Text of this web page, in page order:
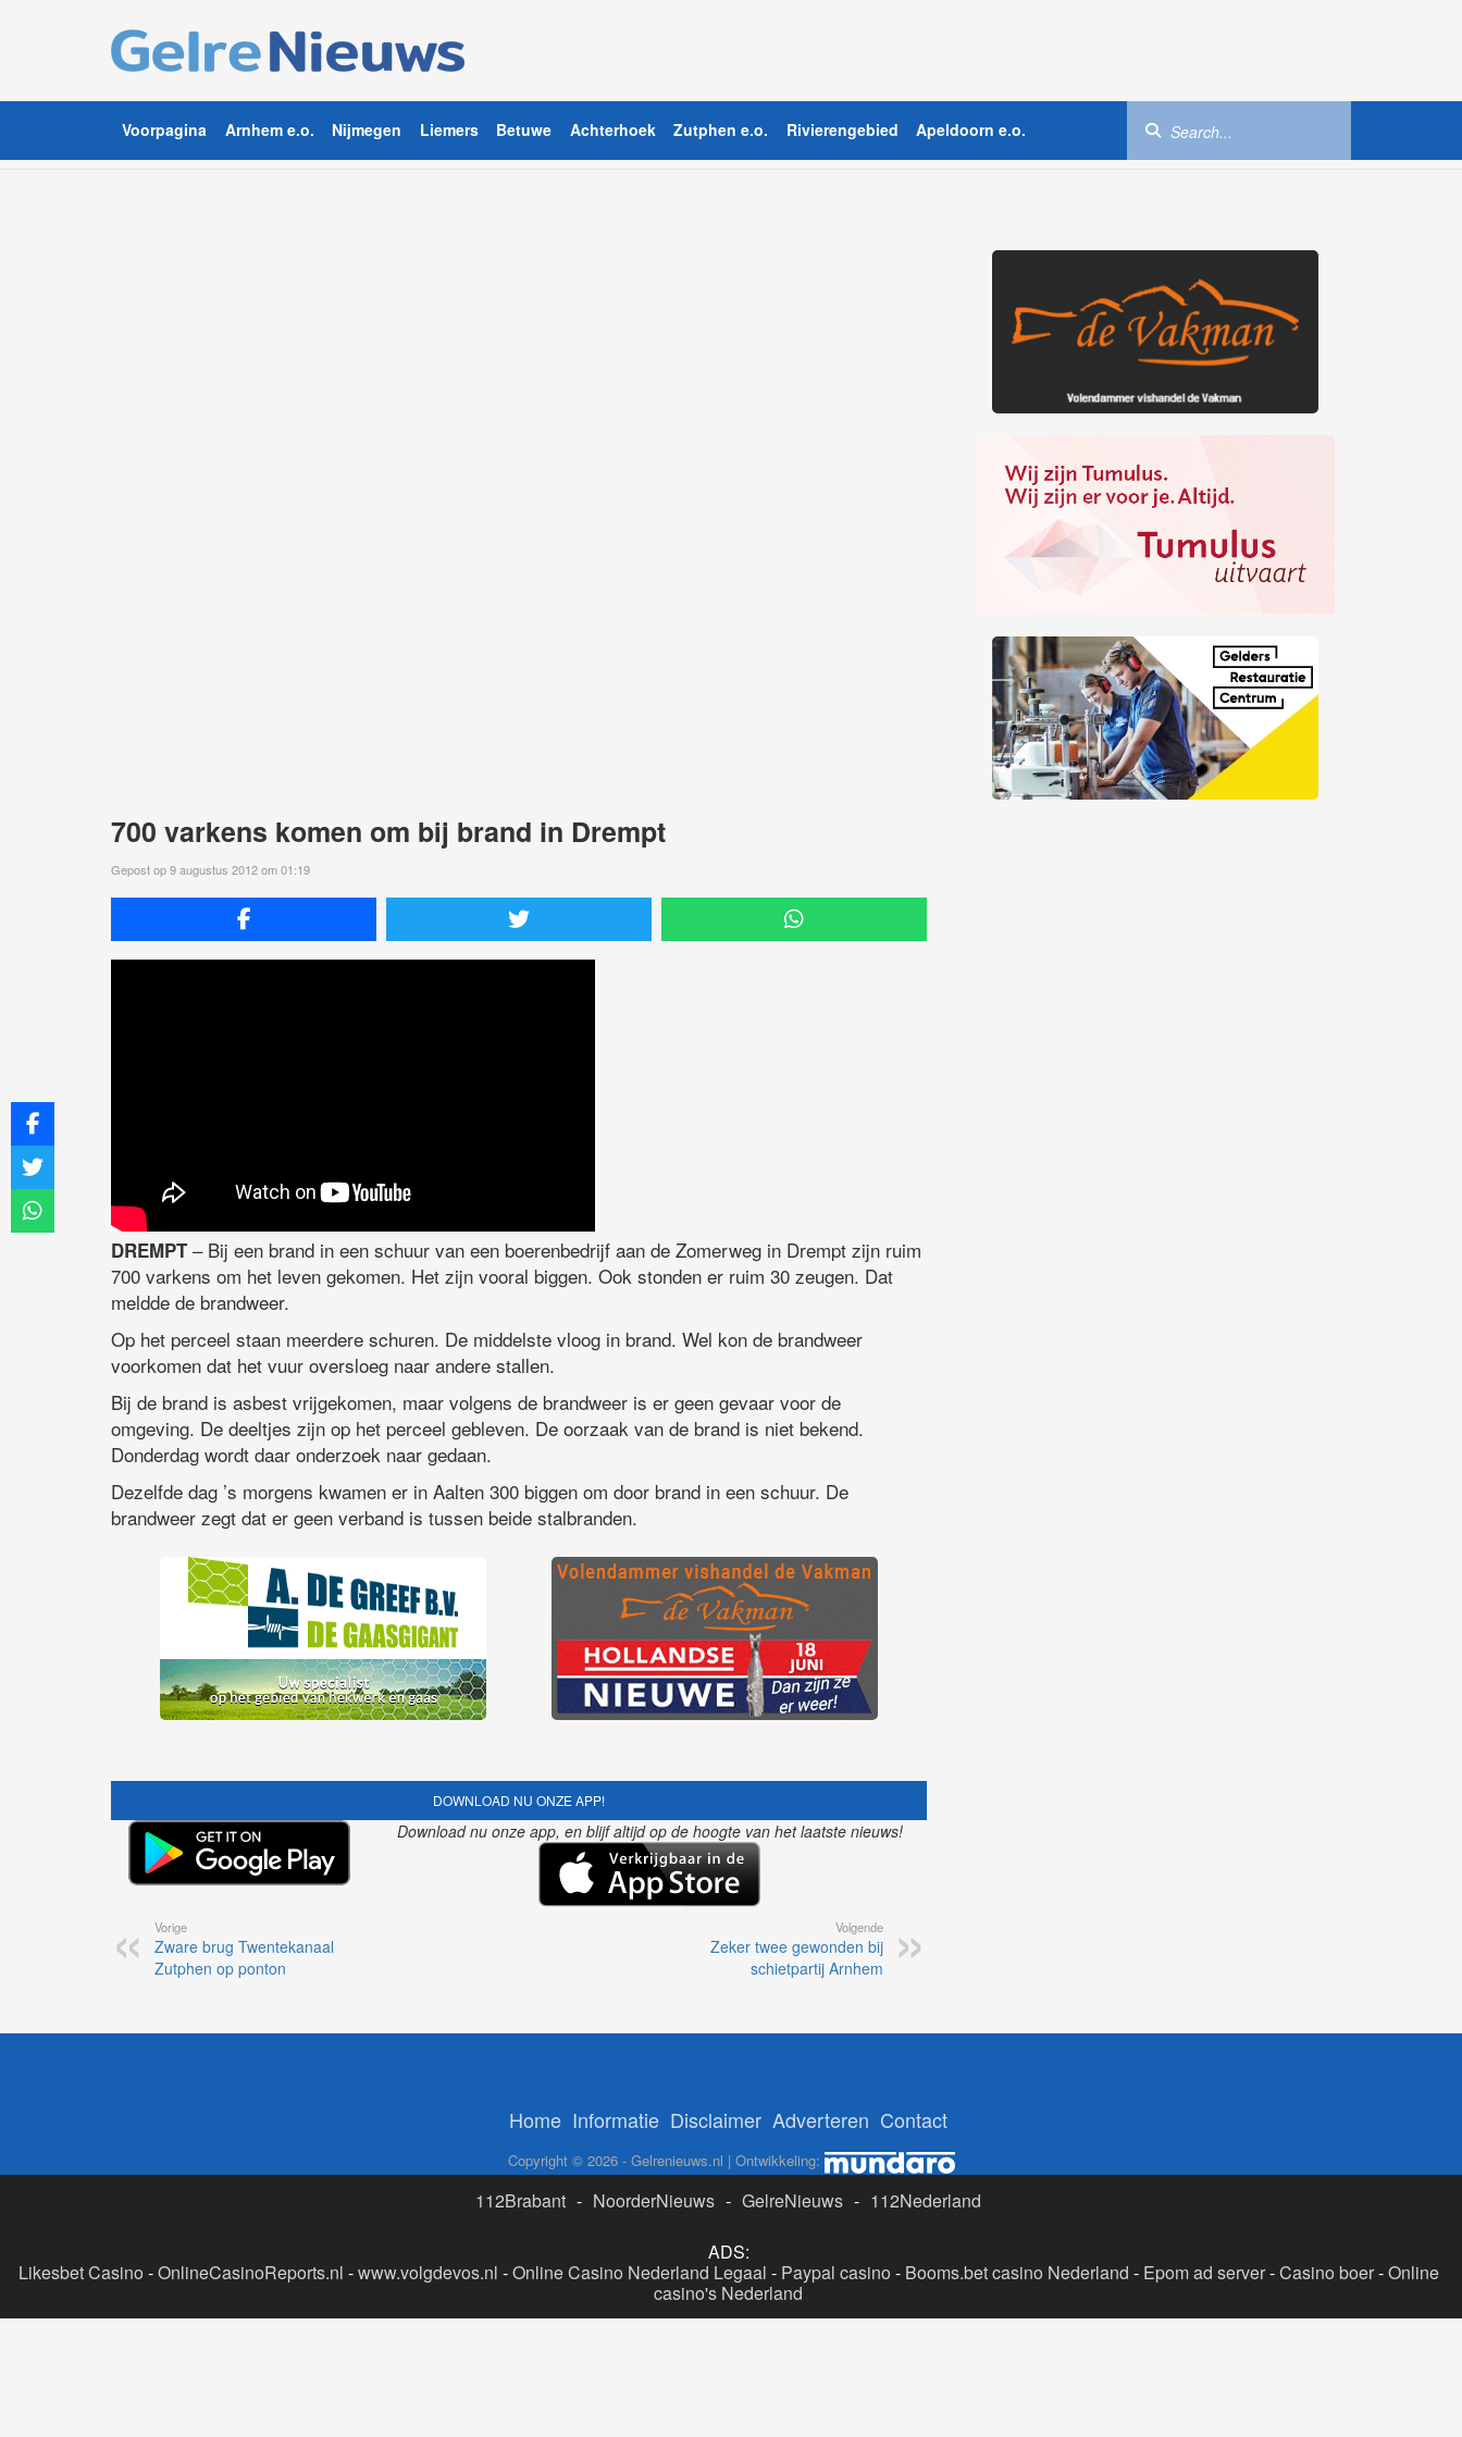
Voorpagina Arnhem e.o. Nijmegen Liemers Betuwe Achterhoek Zutphen e.o. Rivierengebied Apeldoorn e.o.
700 varkens komen om bij brand in Drempt
Gepost op 9 augustus 2012 om 01:19
DREMPT– Bij een brand in een schuur van een boerenbedrijf aan de Zomerweg in Drempt zijn ruim
700 varkens om het leven gekomen. Het zijn vooral biggen. Ook stonden er ruim 30 zeugen. Dat
meldde de brandweer.
Op het perceel staan meerdere schuren. De middelste vloog in brand. Wel kon de brandweer
voorkomen dat het vuur oversloeg naar andere stallen.
Bij de brand is asbest vrijgekomen, maar volgens de brandweer is er geen gevaar voor de
omgeving. De deeltjes zijn op het perceel gebleven. De oorzaak van de brand is niet bekend.
Donderdag wordt daar onderzoek naar gedaan.
Dezelfde dag ’s morgens kwamen er in Aalten 300 biggen om door brand in een schuur. De
brandweer zegt dat er geen verband is tussen beide stalbranden.
DOWNLOAD NU ONZE APP!
Download nu onze app, en blijf altijd op de hoogte van het laatste nieuws!
Vorige
Zware brug Twentekanaal
Zutphen op ponton
Volgende
Zeker twee gewonden bij
schietpartij Arnhem
Home Informatie Disclaimer Adverteren Contact
Copyright © 2026 - Gelrenieuws.nl | Ontwikkeling:
112Brabant - NoorderNieuws - GelreNieuws - 112Nederland
ADS:
Likesbet Casino -OnlineCasinoReports.nl -www.volgdevos.nl -Online Casino Nederland Legaal - Paypal casino - Booms.bet casino Nederland - Epom ad server-Casino boer-Online
casino's Nederland